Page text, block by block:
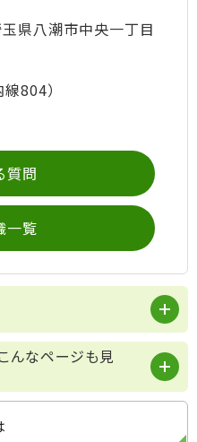
県八潮市中央一丁目
804）
質問
一覧
んなページも見